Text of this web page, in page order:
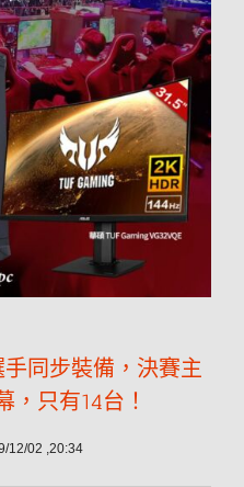
手同步裝備，決賽主
，只有14台！
12/02 ,20:34